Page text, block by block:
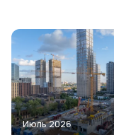
Июль 2026